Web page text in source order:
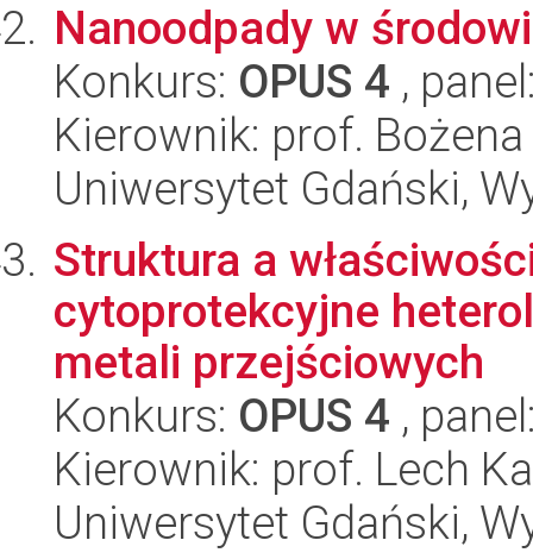
Nanoodpady w
Konkurs: OPUS 4 ,
Kierownik: prof. Bożena
Uniwersytet Gdański,
Struktura a
cytoprotekcyjne
metali przejściowych
Konkurs: OPUS 4 ,
Kierownik: prof. Lech
Uniwersytet Gdański,